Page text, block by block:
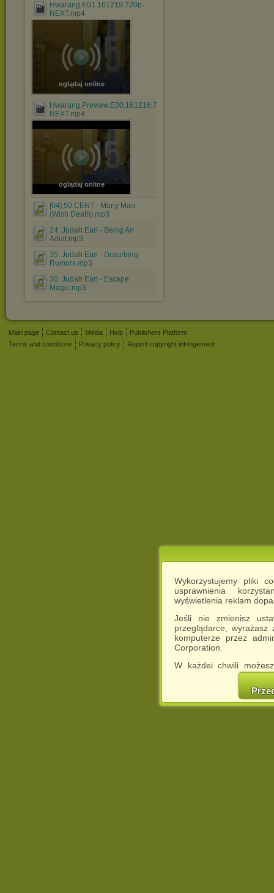
Wykorzystujemy pliki
usprawnienia
wyświetlenia reklam
Jeśli nie zmienisz
przeglądarce,
komputerze przez
Corporation.
W każdej chwili
cookies w swojej
w naszej
http://chomikuj.pl/
Hwarang.E01.161219.720p-
NEXT.mp4
oglądaj online
Hwarang.Preview.E00.161216.720p-
NEXT.mp4
oglądaj online
[04] 50 CENT - Many Man
(Wish Death).mp3
24. Judah Earl - Being An
Adult.mp3
35. Judah Earl - Disturbing
Rumors.mp3
30. Judah Earl - Escape
Magic.mp3
Main page Contact us Media Help
Publishers Platform
Terms and conditions
Privacy policy Report copyright infringement